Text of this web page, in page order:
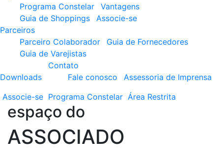
Programa Constelar
Vantagens
Guia de Shoppings
Associe-se
Parceiros
Parceiro Colaborador
Guia de Fornecedores
Guia de Varejistas
Downloads
Contato
Fale conosco
Assessoria de Imprensa
Associe-se Programa Constelar Área Restrita
espaço do
ASSOCIADO